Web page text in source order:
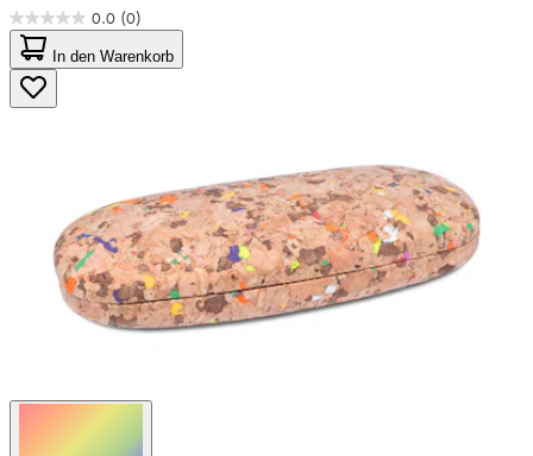
0.0 (0)
0.0
von
5
Sternen.
In den Warenkorb